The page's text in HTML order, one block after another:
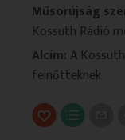
Műsorújság
Kossuth Rádió
Alcím:A
felnőtteknek